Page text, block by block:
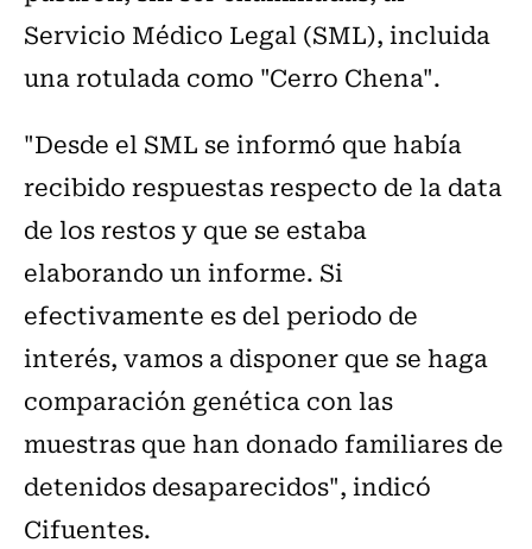
Servicio Médico Legal (SML), incluida
una rotulada como "Cerro Chena".
"Desde el SML se informó que había
recibido respuestas respecto de la data
de los restos y que se estaba
elaborando un informe. Si
efectivamente es del periodo de
interés, vamos a disponer que se haga
comparación genética con las
muestras que han donado familiares de
detenidos desaparecidos", indicó
Cifuentes.